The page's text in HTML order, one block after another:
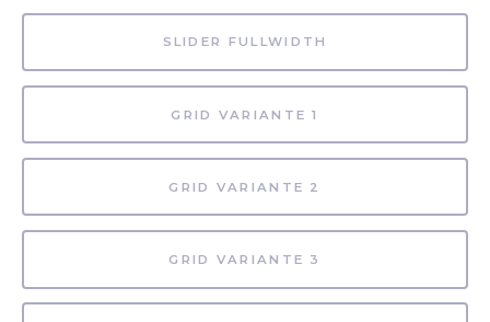
SLIDER FULLWIDTH
GRID VARIANTE 1
GRID VARIANTE 2
GRID VARIANTE 3